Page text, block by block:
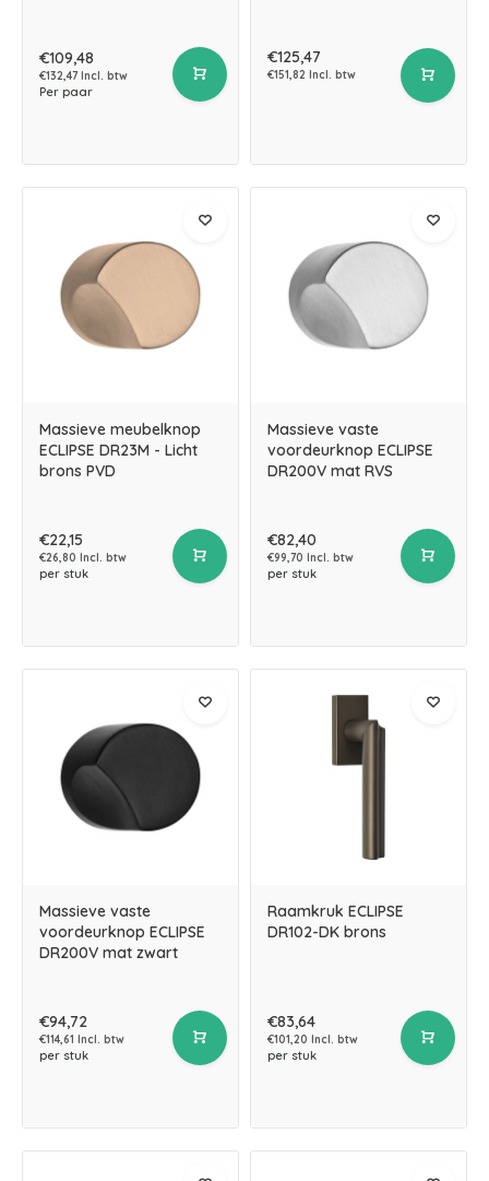
€109,48
€132,47 Incl. btw
Per paar
€125,47
€151,82 Incl. btw
Massieve meubelknop
ECLIPSE DR23M - Licht
brons PVD
€22,15
€26,80 Incl. btw
per stuk
Massieve vaste
voordeurknop ECLIPSE
DR200V mat RVS
€82,40
€99,70 Incl. btw
per stuk
Massieve vaste
voordeurknop ECLIPSE
DR200V mat zwart
€94,72
€114,61 Incl. btw
per stuk
Raamkruk ECLIPSE
DR102-DK brons
€83,64
€101,20 Incl. btw
per stuk